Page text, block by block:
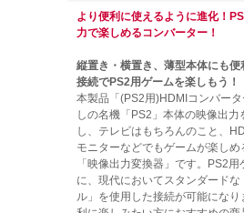
より便利に使えるように進化！
力で楽しめるコンバーター！
縦置き・横置き、薄型本体にも便
接続でPS2用ゲームを楽しもう！
本製品「(PS2用)HDMIコンバー
しの名機「PS2」本体の映像出力
し、テレビはもちろんのこと、
モニターなどでもゲームが楽しめ
「映像出力変換器」です。PS2
に、現代においてスタンダード
ル」を使用した接続が可能になり